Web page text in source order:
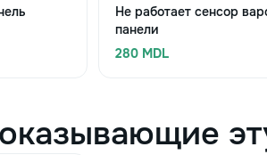
Не работает сенсор
панели
280 MDL